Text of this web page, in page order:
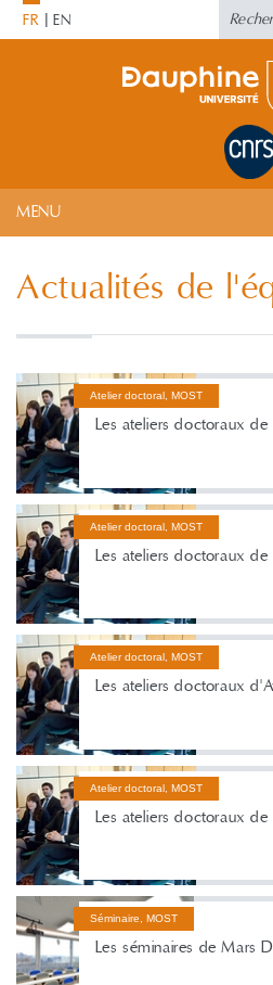
FR EN
MENU
Actualités de
Atelier doctoral, MOST
Les ateliers doctoraux
Atelier doctoral, MOST
Les ateliers doctoraux
Atelier doctoral, MOST
Les ateliers doctoraux
Atelier doctoral, MOST
Les ateliers doctoraux
Séminaire, MOST
Les séminaires de Mars